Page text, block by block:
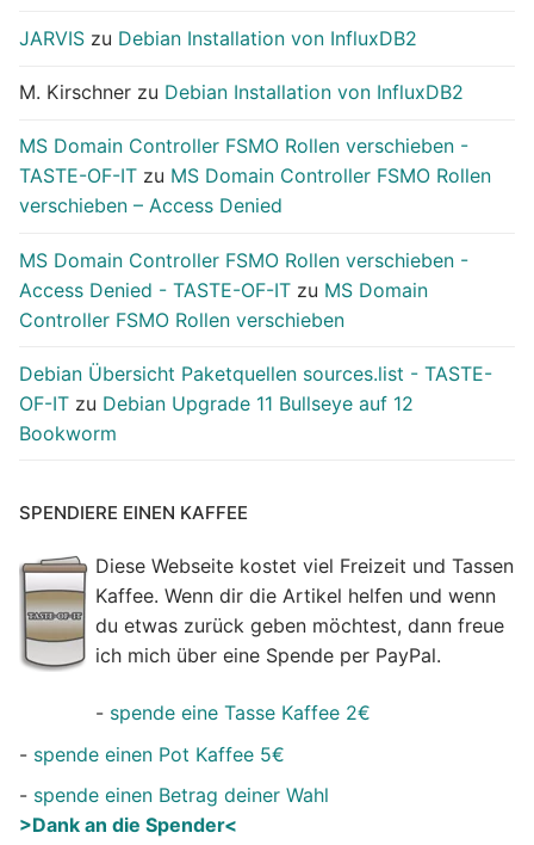
JARVIS zu Debian Installation von InfluxDB2
M. Kirschner zu Debian Installation von InfluxDB2
MS Domain Controller FSMO Rollen verschieben -
TASTE-OF-IT zu MS Domain Controller FSMO Rollen
verschieben – Access Denied
MS Domain Controller FSMO Rollen verschieben -
Access Denied - TASTE-OF-IT zu MS Domain
Controller FSMO Rollen verschieben
Debian Übersicht Paketquellen sources.list - TASTE-
OF-IT zu Debian Upgrade 11 Bullseye auf 12
Bookworm
SPENDIERE EINEN KAFFEE
Diese Webseite kostet viel Freizeit und Tassen
Kaffee. Wenn dir die Artikel helfen und wenn
du etwas zurück geben möchtest, dann freue
ich mich über eine Spende per PayPal.
- spende eine Tasse Kaffee 2€
- spende einen Pot Kaffee 5€
- spende einen Betrag deiner Wahl
>Dank an die Spender<